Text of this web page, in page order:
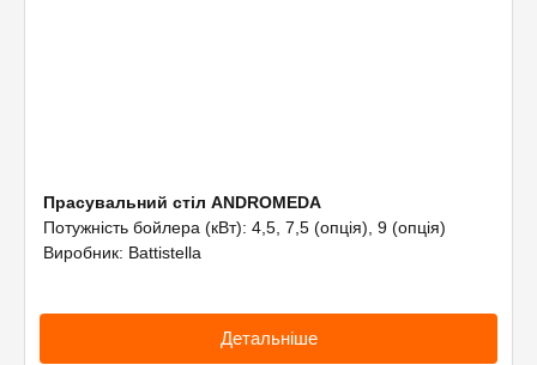
Прасувальний стіл ANDROMEDA
Потужність бойлера (кВт): 4,5, 7,5 (опція), 9 (опція)
Виробник: Battistella
Детальніше